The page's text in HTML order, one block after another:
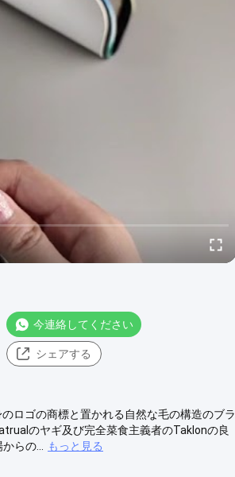
今連絡してください
シェアする
ロゴの商標と置かれる自然な毛の構造のブラ
のヤギ及び完全菜食主義者のTaklonの良
らの...
もっと見る